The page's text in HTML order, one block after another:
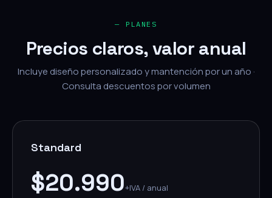
— PLANES
Precios claros, valor anual
Incluye diseño personalizado y mantención por un año ·
Consulta descuentos por volumen
Standard
$20.990+IVA / anual